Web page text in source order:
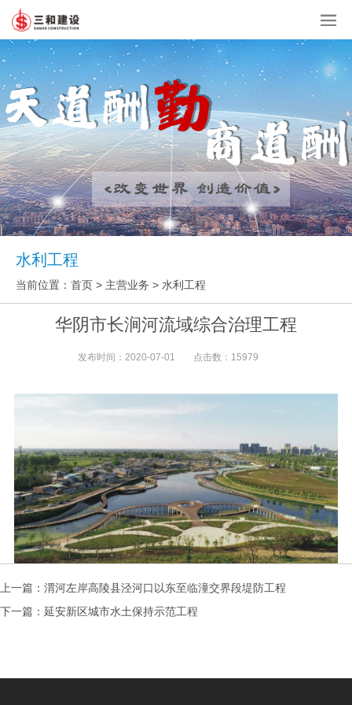
水利工程
当前位置： 首页 > 主营业务 > 水利工程
华阴市长涧河流域综合治理工程
发布时间： 2020-07-01 点击数： 15979
上一篇： 渭河左岸高陵县泾河口以东至临潼交界段堤防工程
下一篇： 延安新区城市水土保持示范工程